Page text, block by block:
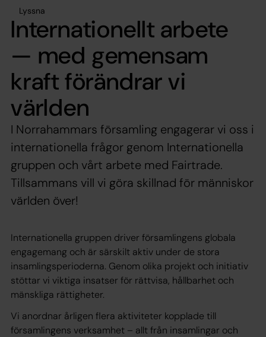
Lyssna
Internationellt arbete
— med gemensam
kraft förändrar vi
världen
I Norrahammars församling engagerar vi oss i
internationella frågor genom Internationella
gruppen och vårt arbete med Fairtrade.
Tillsammans vill vi göra skillnad för människor
världen över!
Internationella gruppen driver församlingens globala
engagemang och är särskilt aktiv under de stora
insamlingsperioderna. Genom olika projekt och initiativ
stöttar vi viktiga insatser för rättvisa, hållbarhet och
mänskliga rättigheter.
Vi anordnar årligen flera aktiviteter kopplade till
församlingens verksamhet – allt från insamlingar och